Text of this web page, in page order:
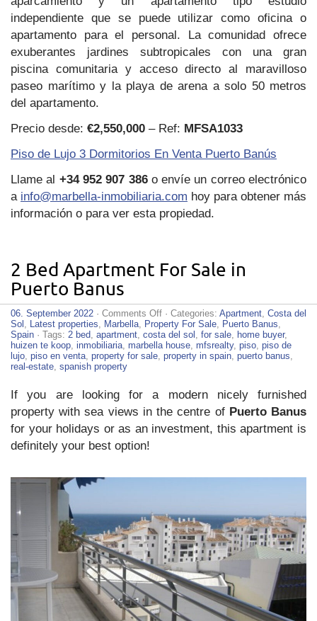
independiente que se puede utilizar como oficina o
apartamento para el personal. La comunidad ofrece
exuberantes jardines subtropicales con una gran
piscina comunitaria y acceso directo al maravilloso
paseo marítimo y la playa de arena a solo 50 metros
del apartamento.
Precio desde: €2,550,000 – Ref: MFSA1033
Piso de Lujo 3 Dormitorios En Venta Puerto Banús
Llame al +34 952 907 386o envíe un correo electrónico
a info@marbella-inmobiliaria.com hoy para obtener más
información o para ver esta propiedad.
2 Bed Apartment For Sale in
Puerto Banus
06. September 2022 · Comments Offon
2
Bed
Apartment
For
Banus
· Categories: Apartment Costa del
Sol
Latest properties Marbella Property For Sale Puerto Banus
Spain · Tags: 2 bed apartment costa del sol for sale home buyer,
huizen te koop inmobiliaria marbella house mfsrealty, piso piso de
lujo piso en venta property for sale property in spain puerto banus
real-estate spanish property
If you are looking for a modern nicely furnished
property with sea views in the centre of Puerto Banus
for your holidays or as an investment, this apartment is
definitely your best option!